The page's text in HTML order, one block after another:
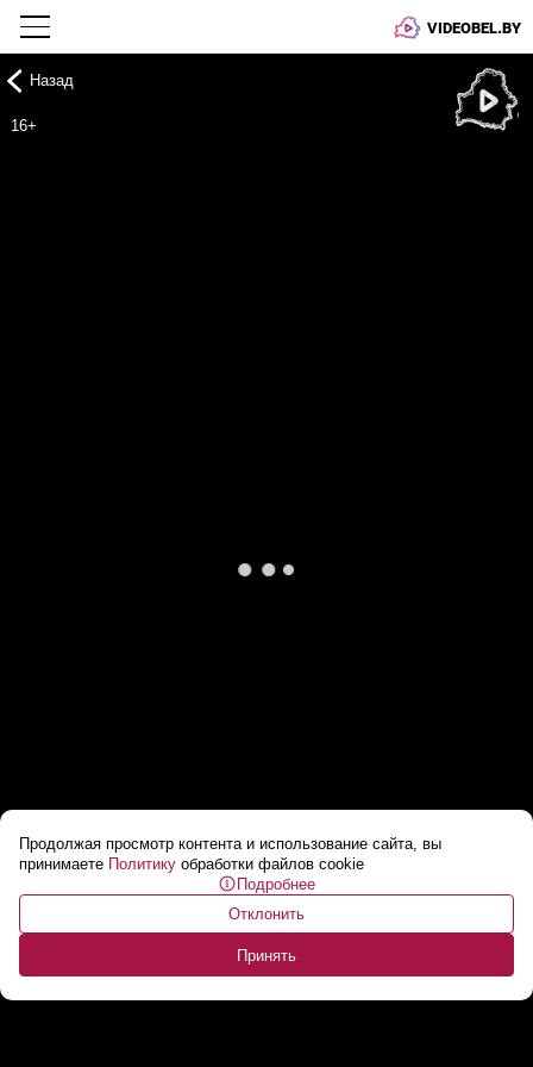
VIDEOBEL.BY
Продолжая просмотр контента и использование сайта, вы
принимаете Политику обработки файлов cookie
Подробнее
Отклонить
Принять
Назад
16+
Страшное ДТП в Слуцком районе. На
автодороге «Минск-Микашевичи» погиб 17-
летний подросток...